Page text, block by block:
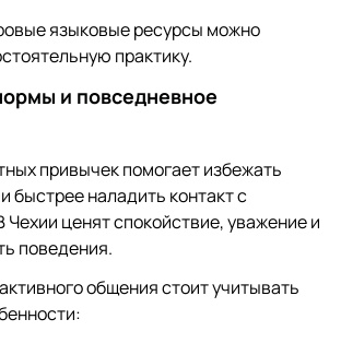
языковые ресурсы можно
практику.
и повседневное
привычек помогает избежать
быстрее наладить контакт с
ценят спокойствие, уважение и
поведения.
общения стоит учитывать